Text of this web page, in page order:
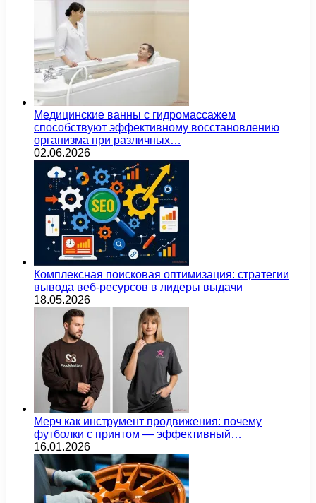
Медицинские ванны с гидромассажем
способствуют эффективному восстановлению
организма при различных…
02.06.2026
Комплексная поисковая оптимизация: стратегии
вывода веб-ресурсов в лидеры выдачи
18.05.2026
Мерч как инструмент продвижения: почему
футболки с принтом — эффективный…
16.01.2026